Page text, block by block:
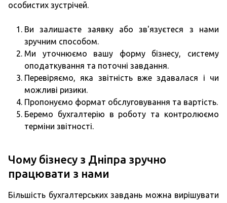
особистих зустрічей.
Ви залишаєте заявку або зв'язуєтеся з нами
зручним способом.
Ми уточнюємо вашу форму бізнесу, систему
оподаткування та поточні завдання.
Перевіряємо, яка звітність вже здавалася і чи
можливі ризики.
Пропонуємо формат обслуговування та вартість.
Беремо бухгалтерію в роботу та контролюємо
терміни звітності.
Чому бізнесу з Дніпра зручно
працювати з нами
Більшість бухгалтерських завдань можна вирішувати